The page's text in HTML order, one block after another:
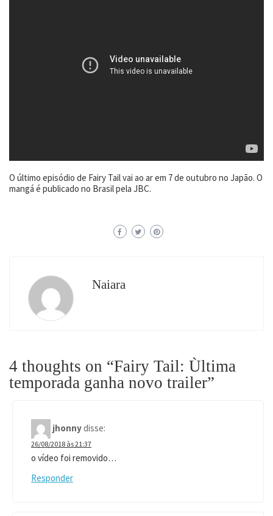
O último episódio de Fairy Tail vai ao ar em 7 de outubro no Japão. O
mangá é publicado no Brasil pela JBC.
Naiara
4 thoughts on “Fairy Tail: Ùltima
temporada ganha novo trailer”
jhonnydisse:
26/08/2018 às 21:37
o vídeo foi removido…
Responder